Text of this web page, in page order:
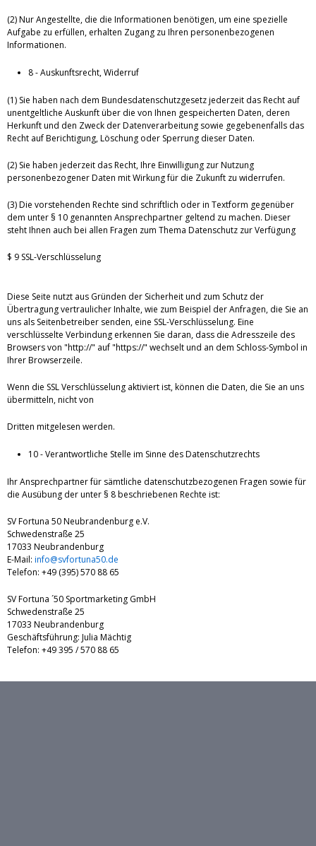
(2) Nur Angestellte, die die Informationen benötigen, um eine spezielle
Aufgabe zu erfüllen, erhalten Zugang zu Ihren personenbezogenen
Informationen.
8 - Auskunftsrecht, Widerruf
(1) Sie haben nach dem Bundesdatenschutzgesetz jederzeit das Recht auf
unentgeltliche Auskunft über die von Ihnen gespeicherten Daten, deren
Herkunft und den Zweck der Datenverarbeitung sowie gegebenenfalls das
Recht auf Berichtigung, Löschung oder Sperrung dieser Daten.
(2) Sie haben jederzeit das Recht, Ihre Einwilligung zur Nutzung
personenbezogener Daten mit Wirkung für die Zukunft zu widerrufen.
(3) Die vorstehenden Rechte sind schriftlich oder in Textform gegenüber
dem unter § 10 genannten Ansprechpartner geltend zu machen. Dieser
steht Ihnen auch bei allen Fragen zum Thema Datenschutz zur Verfügung
$ 9 SSL-Verschlüsselung
Diese Seite nutzt aus Gründen der Sicherheit und zum Schutz der
Übertragung vertraulicher Inhalte, wie zum Beispiel der Anfragen, die Sie an
uns als Seitenbetreiber senden, eine SSL-Verschlüsselung. Eine
verschlüsselte Verbindung erkennen Sie daran, dass die Adresszeile des
Browsers von "http://" auf "https://" wechselt und an dem Schloss-Symbol in
Ihrer Browserzeile.
Wenn die SSL Verschlüsselung aktiviert ist, können die Daten, die Sie an uns
übermitteln, nicht von
Dritten mitgelesen werden.
10 - Verantwortliche Stelle im Sinne des Datenschutzrechts
Ihr Ansprechpartner für sämtliche datenschutzbezogenen Fragen sowie für
die Ausübung der unter § 8 beschriebenen Rechte ist:
SV Fortuna 50 Neubrandenburg e.V.
Schwedenstraße 25
17033 Neubrandenburg
E-Mail: info@svfortuna50.de
Telefon: +49 (395) 570 88 65
SV Fortuna ´50 Sportmarketing GmbH
Schwedenstraße 25
17033 Neubrandenburg
Geschäftsführung: Julia Mächtig
Telefon: +49 395 / 570 88 65